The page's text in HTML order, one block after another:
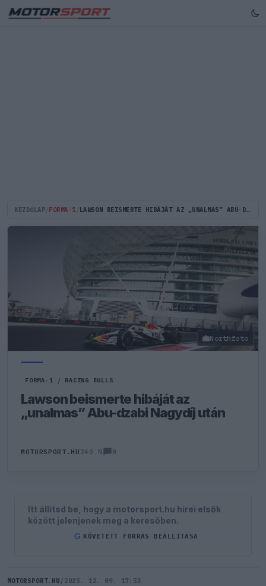
KEZDŐLAP FORMA-1 LAWSON BEISMERTE HIBÁJÁT AZ „UNALMAS” ABU-DZABI NAGYDÍJ UTÁN
Northfoto
FORMA-1 / RACING BULLS
Lawson beismerte hibáját az
„unalmas” Abu-dzabi Nagydíj után
MOTORSPORT.HU 240 N 0
Itt állítsd be, hogy a motorsport.hu hírei elsők
között jelenjenek meg a keresőben.
G KÖVETETT FORRÁS BEÁLLÍTÁSA
MOTORSPORT.HU / 2025. 12. 09. 17:53